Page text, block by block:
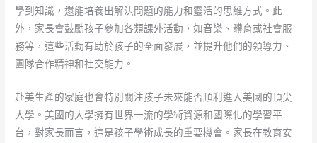
學到知識，還能培養出解決問題的能力和靈活的思維方式。此
外，家長會鼓勵孩子參加各類課外活動，如音樂、體育或社會服
務等，這些活動有助於孩子的全面發展，並提升他們的領導力、
團隊合作精神和社交能力。
赴美生產的家庭也會特別關注孩子未來能否順利進入美國的頂尖
大學。美國的大學擁有世界一流的學術資源和國際化的學習平
台，對家長而言，這是孩子學術成長的重要機會。家長在教育安